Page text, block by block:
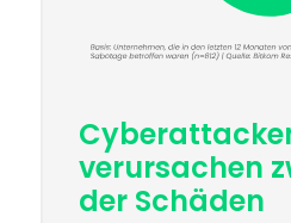
verursachen
der Schäden